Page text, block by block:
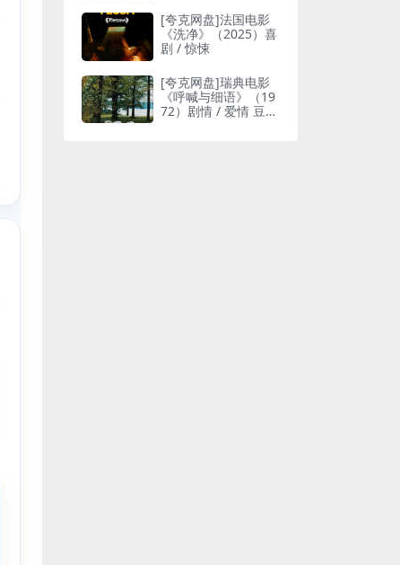
[夸克网盘]法国电影
《洗净》（2025）喜
剧 / 惊悚
[夸克网盘]瑞典电影
《呼喊与细语》（19
72）剧情 / 爱情 豆瓣